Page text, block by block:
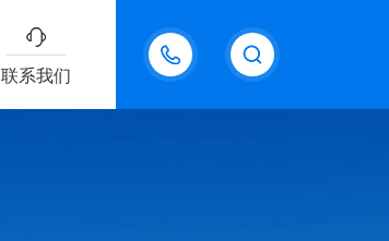
18611095289
联系我们